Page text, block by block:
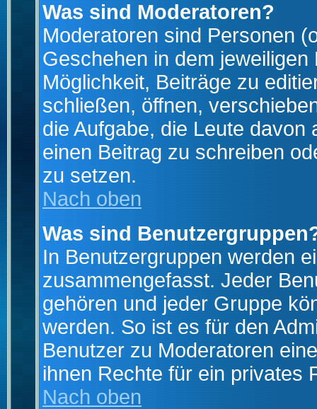
Was sind Moderatoren?
Moderatoren sind Personen
Geschehen in dem
Möglichkeit, Beiträge zu
schließen, öffnen,
die Aufgabe, die Leute
einen Beitrag zu schreiben
zu setzen.
Nach oben
Was sind
In Benutzergruppen werden
zusammengefasst. Jeder
gehören und jeder Gruppe
werden. So ist es für den
Benutzer zu Moderatoren
ihnen Rechte für ein privates
Nach oben